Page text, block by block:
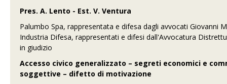
Pres. A. Lento - Est. V. Ventura
Palumbo Spa, rappresentata e difesa dagli avvocati Giovanni
Industria Difesa, rappresentati e difesi dall'Avvocatura
in giudizio
Accesso civico generalizzato – segreti economici e
soggettive – difetto di motivazione